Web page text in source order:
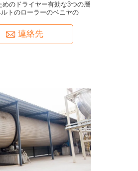
めのドライヤー有効な3つの層
トのローラーのベニヤの
連絡先